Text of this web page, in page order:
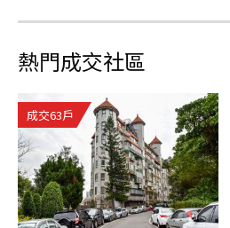
熱門成交社區
成交63戶